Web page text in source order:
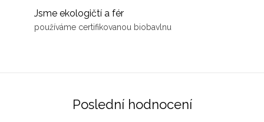
Jsme ekologičtí a fér
používáme certifikovanou biobavlnu
Poslední hodnocení